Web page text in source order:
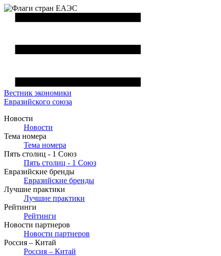
Вестник экономики
Евразийского союза
Новости
Новости
Тема номера
Тема номера
Пять столиц - 1 Союз
Пять столиц - 1 Союз
Евразийские бренды
Евразийские бренды
Лучшие практики
Лучшие практики
Рейтинги
Рейтинги
Новости партнеров
Новости партнеров
Россия – Китай
Россия – Китай